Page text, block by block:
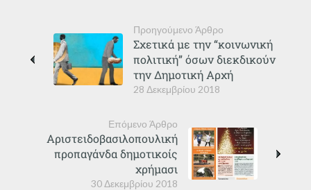
Προηγούμενο Άρθρο
28 Δεκεμβρίου 2018
Σχετικά με την “κοινωνική
πολιτική” όσων διεκδικούν
την Δημοτική Αρχή
Επόμενο Άρθρο
30 Δεκεμβρίου 2018
Αριστειδοβασιλοπουλική
προπαγάνδα δημοτικοίς
χρήμασι